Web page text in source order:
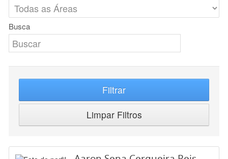
Busca
Filtrar
Limpar Filtros